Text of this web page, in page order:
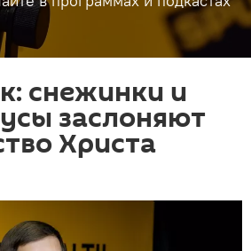
снежинки и
заслоняют
Христа